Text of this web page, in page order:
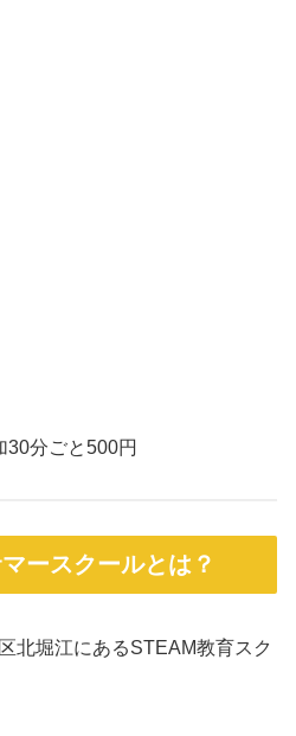
分ごと500円
ースクールとは？
北堀江にあるSTEAM教育スク